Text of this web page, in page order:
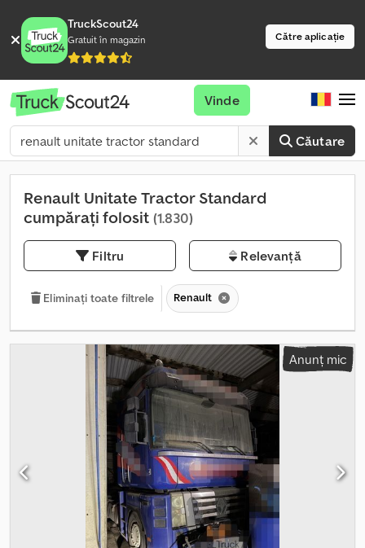
TruckScout24
Gratuit în magazin Către aplicație
Căutare
Vinde
Renault Unitate Tractor Standard
cumpărați folosit (1.830)
Filtru Relevanță
Eliminați toate filtrele Renault
Anunț mic